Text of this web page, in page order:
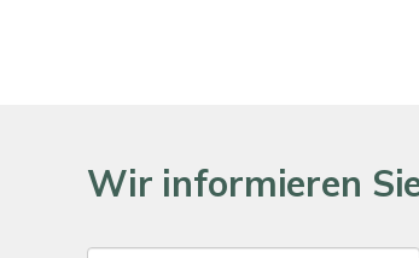
Wir informieren